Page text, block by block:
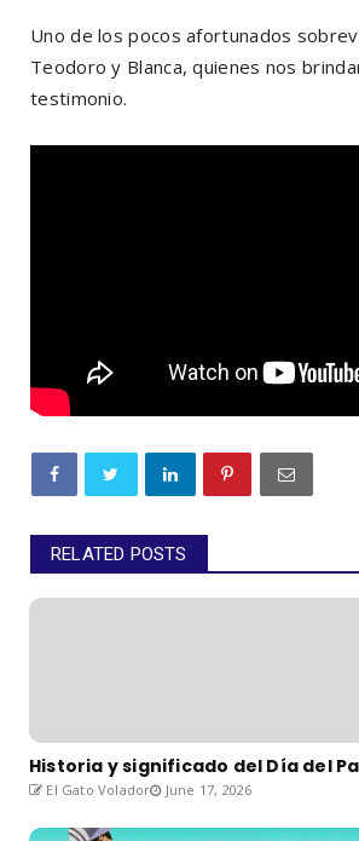
Uno de los pocos afortunados
Teodoro y Blanca, quienes nos
testimonio.
RELATED POSTS
Historia y significado del Día del
El Gato Volador June 17, 2026